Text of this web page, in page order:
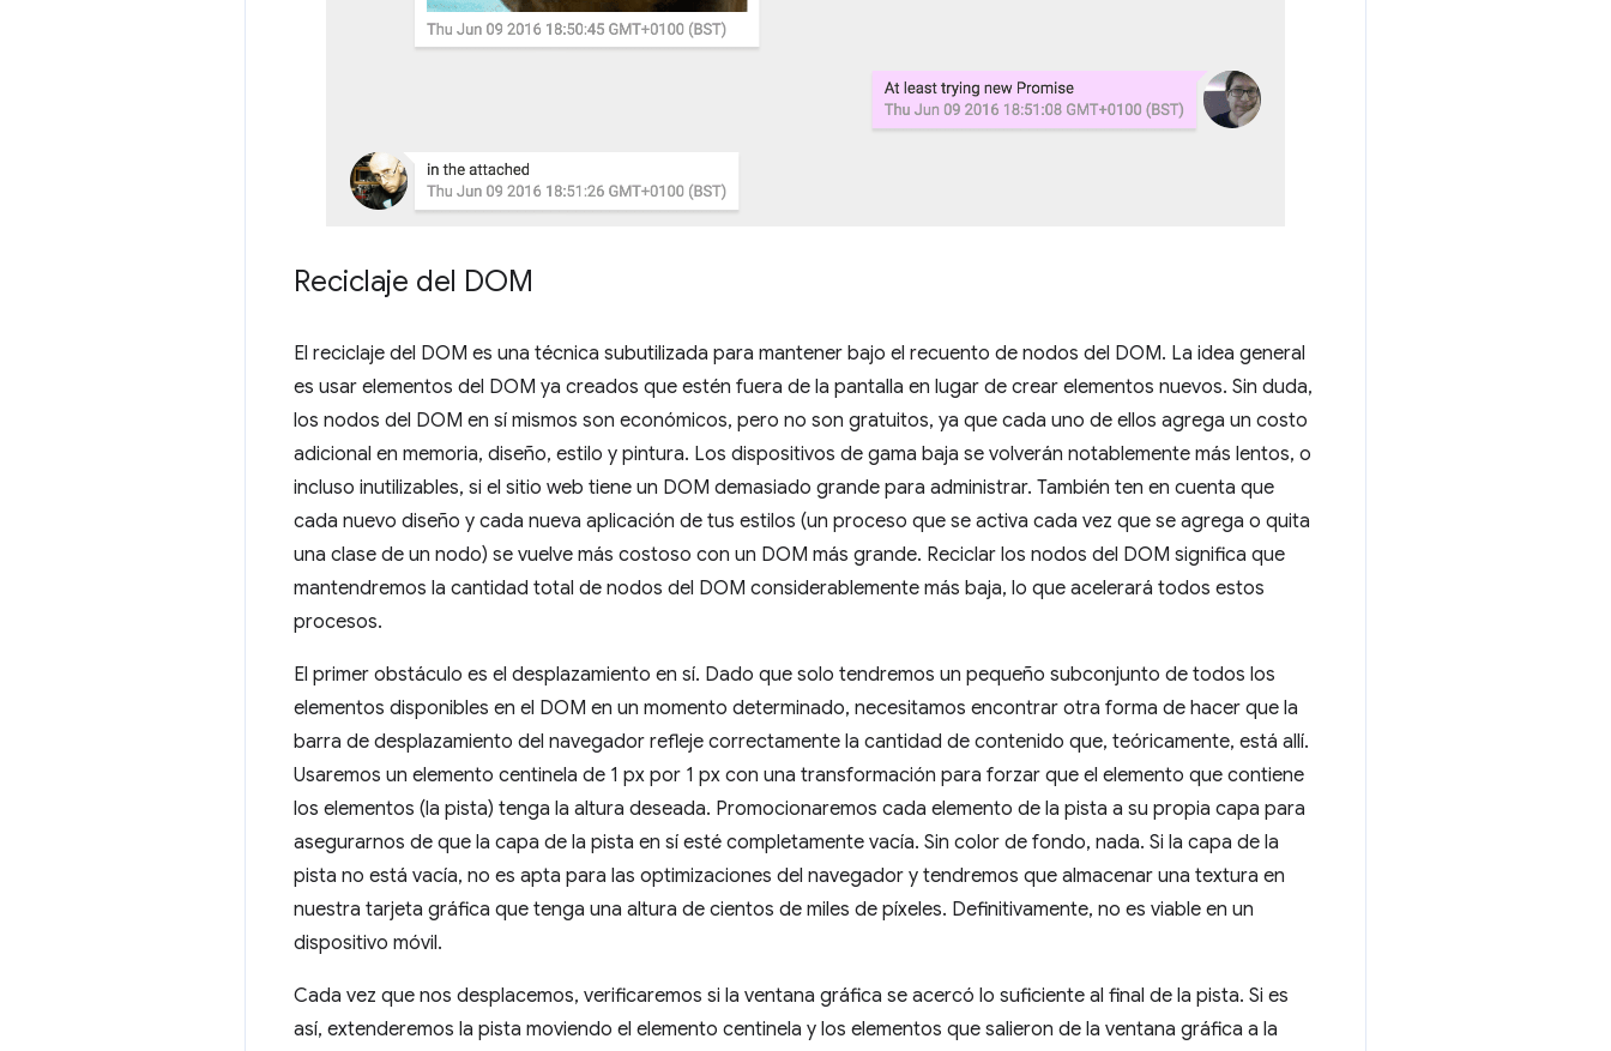
Reciclaje del DOM
El reciclaje del DOM es una técnica subutilizada para mantener bajo el recuento de nodos del DOM. La idea general
es usar elementos del DOM ya creados que estén fuera de la pantalla en lugar de crear elementos nuevos. Sin duda,
los nodos del DOM en sí mismos son económicos, pero no son gratuitos, ya que cada uno de ellos agrega un costo
adicional en memoria, diseño, estilo y pintura. Los dispositivos de gama baja se volverán notablemente más lentos, o
incluso inutilizables, si el sitio web tiene un DOM demasiado grande para administrar. También ten en cuenta que
cada nuevo diseño y cada nueva aplicación de tus estilos (un proceso que se activa cada vez que se agrega o quita
una clase de un nodo) se vuelve más costoso con un DOM más grande. Reciclar los nodos del DOM significa que
mantendremos la cantidad total de nodos del DOM considerablemente más baja, lo que acelerará todos estos
procesos.
El primer obstáculo es el desplazamiento en sí. Dado que solo tendremos un pequeño subconjunto de todos los
elementos disponibles en el DOM en un momento determinado, necesitamos encontrar otra forma de hacer que la
barra de desplazamiento del navegador refleje correctamente la cantidad de contenido que, teóricamente, está allí.
Usaremos un elemento centinela de 1 px por 1 px con una transformación para forzar que el elemento que contiene
los elementos (la pista) tenga la altura deseada. Promocionaremos cada elemento de la pista a su propia capa para
asegurarnos de que la capa de la pista en sí esté completamente vacía. Sin color de fondo, nada. Si la capa de la
pista no está vacía, no es apta para las optimizaciones del navegador y tendremos que almacenar una textura en
nuestra tarjeta gráfica que tenga una altura de cientos de miles de píxeles. Definitivamente, no es viable en un
dispositivo móvil.
Cada vez que nos desplacemos, verificaremos si la ventana gráfica se acercó lo suficiente al final de la pista. Si es
así, extenderemos la pista moviendo el elemento centinela y los elementos que salieron de la ventana gráfica a la